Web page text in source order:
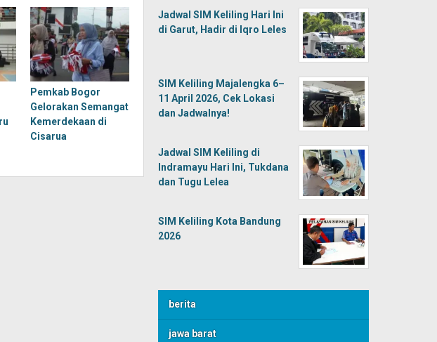
Pemkab Bogor
Gelorakan Semangat
Kemerdekaan di
Cisarua
Jadwal SIM Keliling Hari Ini
di Garut, Hadir di Iqro Leles
SIM Keliling Majalengka 6–
11 April 2026, Cek Lokasi
dan Jadwalnya!
Jadwal SIM Keliling di
Indramayu Hari Ini, Tukdana
dan Tugu Lelea
SIM Keliling Kota Bandung
2026
berita
jawa barat